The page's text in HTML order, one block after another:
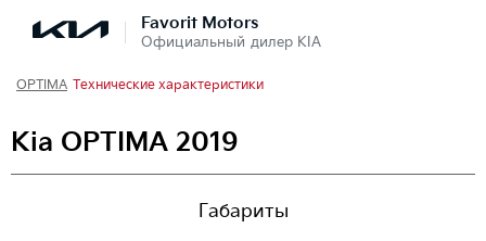
Favorit Motors
Официальный дилер KIA
OPTIMA Технические характеристики
Kia OPTIMA 2019
Габариты